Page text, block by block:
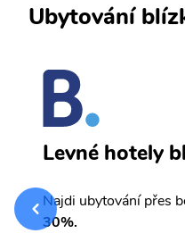
Ubytování
Levné hotely
Najdi ubytování přes
30%.